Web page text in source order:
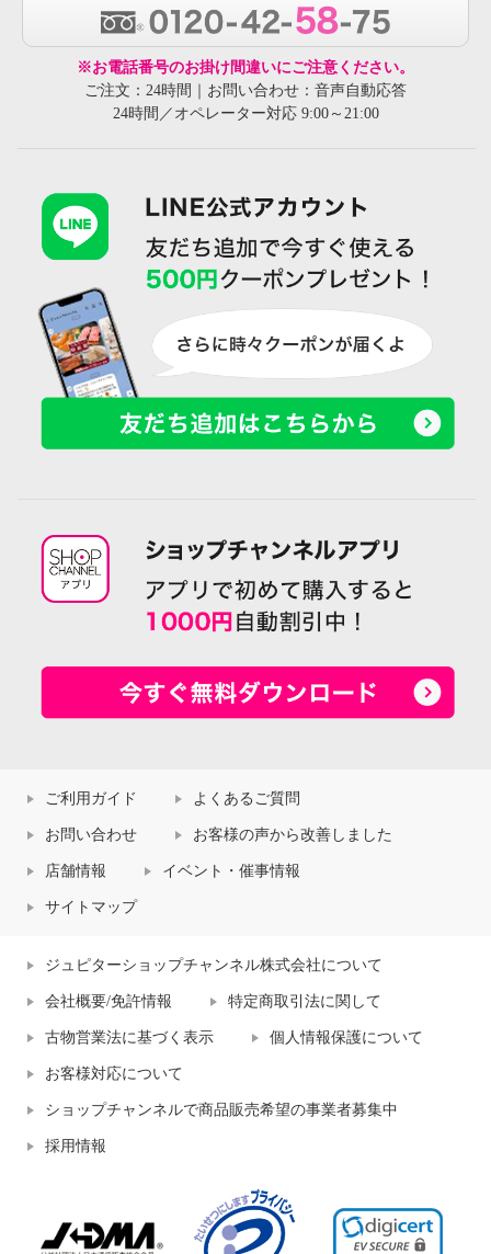
※お電話番号のお掛け間違いにご注意ください。
ご注文：24時間｜お問い合わせ：音声自動応答
24時間／オペレーター対応 9:00～21:00
ご利用ガイド よくあるご質問
お問い合わせ お客様の声から改善しました
店舗情報 イベント・催事情報
サイトマップ
ジュピターショップチャンネル株式会社について
会社概要/免許情報 特定商取引法に関して
古物営業法に基づく表示 個人情報保護について
お客様対応について
ショップチャンネルで商品販売希望の事業者募集中
採用情報